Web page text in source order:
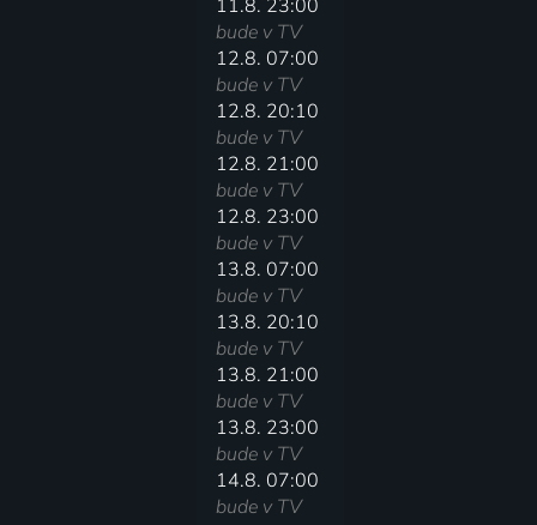
11.8. 23:00
bude v TV
12.8. 07:00
bude v TV
12.8. 20:10
bude v TV
12.8. 21:00
bude v TV
12.8. 23:00
bude v TV
13.8. 07:00
bude v TV
13.8. 20:10
bude v TV
13.8. 21:00
bude v TV
13.8. 23:00
bude v TV
14.8. 07:00
bude v TV